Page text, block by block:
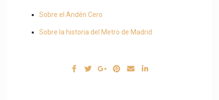
Sobre el Andén Cero
Sobre la historia del Metro de Madrid